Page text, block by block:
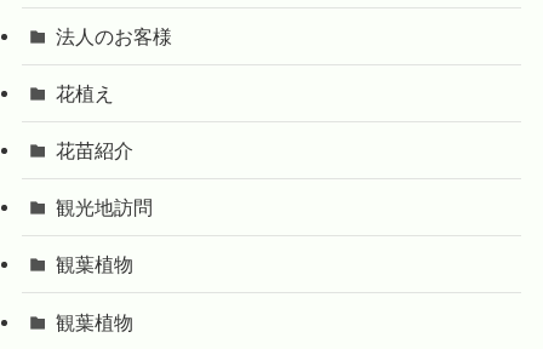
法人のお客様
花植え
花苗紹介
観光地訪問
観葉植物
観葉植物